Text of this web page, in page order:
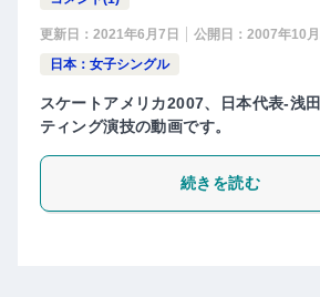
更新日： 2021年6月7日 公開日： 2007年10
日本：女子シングル
スケートアメリカ2007、日本代表-浅
ティング演技の動画です。
続きを読む